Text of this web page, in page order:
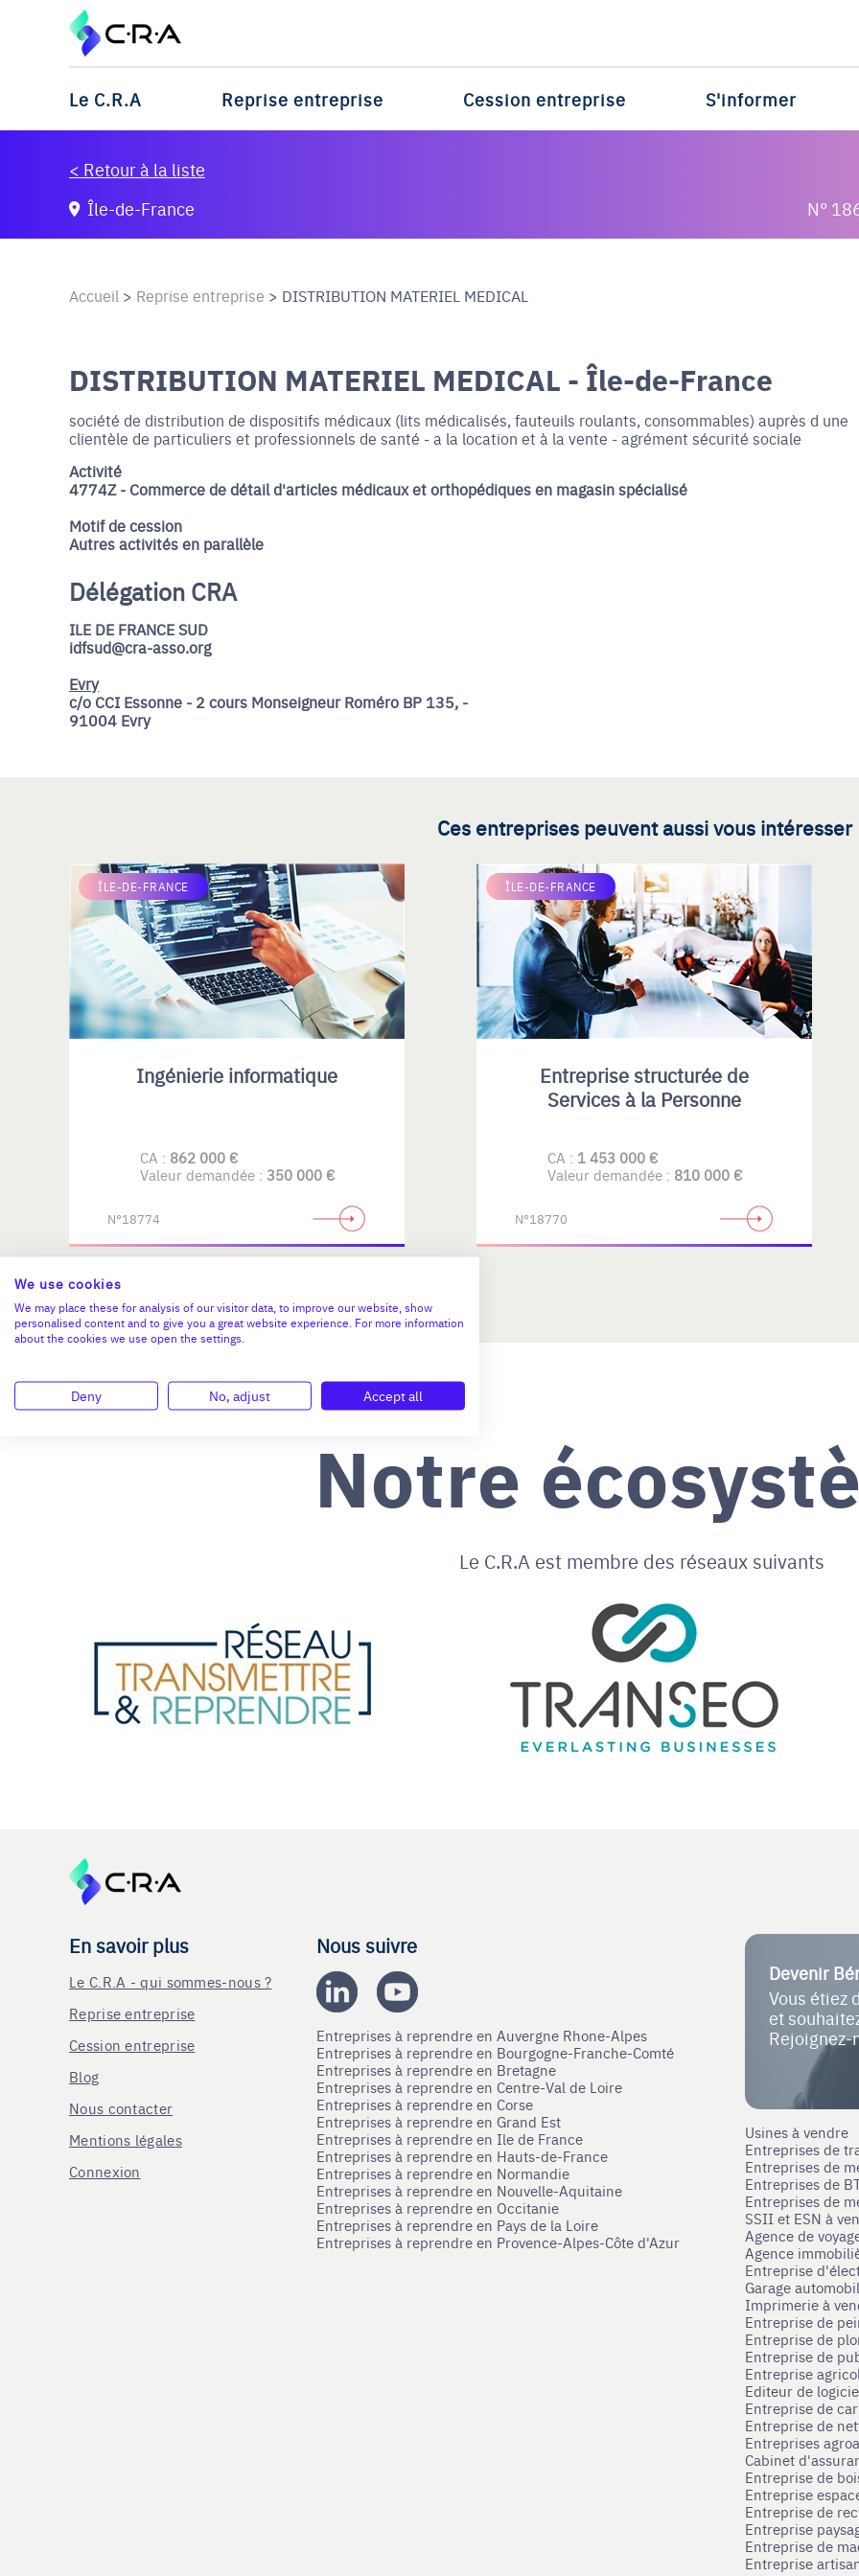
Le C.R.A Reprise entreprise Cession entreprise S'informer
< Retour à la liste
N°
Île-de-France
Accueil > Reprise entreprise > DISTRIBUTION MATERIEL MEDICAL
DISTRIBUTION MATERIEL MEDICAL - Île-de-France
société de distribution de dispositifs médicaux (lits médicalisés, fauteuils roulants, consommables) auprès d une
clientèle de particuliers et professionnels de santé - a la location et à la vente - agrément sécurité sociale
Activité
4774Z - Commerce de détail d'articles médicaux et orthopédiques en magasin spécialisé
Motif de cession
Autres activités en parallèle
Délégation CRA
ILE DE FRANCE SUD
idfsud@cra-asso.org
Evry
c/o CCI Essonne - 2 cours Monseigneur Roméro BP 135, -
91004 Evry
Ces entreprises peuvent aussi vous intéresser
ÎLE-DE-FRANCE
Ingénierie informatique
CA : 862 000 €
Valeur demandée : 350 000 €
N°18774
ÎLE-DE-FRANCE
Entreprise structurée de
Services à la Personne
CA : 1 453 000 €
Valeur demandée : 810 000 €
N°18770
Notre
Le C.R.A est membre des réseaux suivants
En savoir plus
Le C.R.A - qui sommes-nous ?
Reprise entreprise
Cession entreprise
Blog
Nous contacter
Mentions légales
Connexion
Nous suivre
Entreprises à reprendre en Auvergne Rhone-Alpes
Entreprises à reprendre en Bourgogne-Franche-Comté
Entreprises à reprendre en Bretagne
Entreprises à reprendre en Centre-Val de Loire
Entreprises à reprendre en Corse
Entreprises à reprendre en Grand Est
Entreprises à reprendre en Ile de France
Entreprises à reprendre en Hauts-de-France
Entreprises à reprendre en Normandie
Entreprises à reprendre en Nouvelle-Aquitaine
Entreprises à reprendre en Occitanie
Entreprises à reprendre en Pays de la Loire
Entreprises à reprendre en Provence-Alpes-Côte d'Azur
Devenir
Vous étiez
et
Usines à vendre
Entreprises de
Entreprises de
Entreprises de
Entreprises de
SSII et ESN à
Agence de
Agence
Entreprise
Garage
Imprimerie à
Entreprise de
Entreprise de
Entreprise de
Entreprise
Editeur de
Entreprise de
Entreprise de
Entreprises
Cabinet
Entreprise de
Entreprise
Entreprise de
Entreprise
Entreprise de
Entreprise
We use cookies
We may place these for analysis of our visitor data, to improve our website, show
personalised content and to give you a great website experience. For more information
about the cookies we use open the settings.
Deny No, adjust Accept all